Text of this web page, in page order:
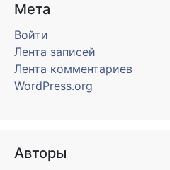
Мета
Войти
Лента записей
Лента комментариев
WordPress.org
Авторы